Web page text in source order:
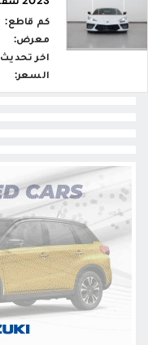
كم قاطع:
معرض:
اخر
السعر: